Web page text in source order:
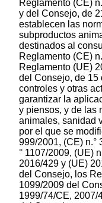
Reglamento (CE)
y del Consejo, de
establecen las
subproductos
destinados al
Reglamento (CE)
Reglamento (UE)
del Consejo, de 15
controles y otras
garantizar la
y piensos, y de las
animales, sanidad
por el que se
999/2001, (CE) n.°
° 1107/2009, (UE)
2016/429 y (UE)
del Consejo, los
1099/2009 del
1999/74/CE, 2007/